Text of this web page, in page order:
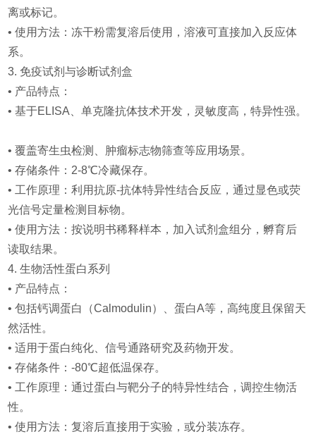
离或标记。
• 使用方法：冻干粉需复溶后使用，溶液可直接加入反应体
系。
3. 免疫试剂与诊断试剂盒
• 产品特点：
• 基于ELISA、单克隆抗体技术开发，灵敏度高，特异性强。
• 覆盖寄生虫检测、肿瘤标志物筛查等应用场景。
• 存储条件：2-8℃冷藏保存。
• 工作原理：利用抗原-抗体特异性结合反应，通过显色或荧
光信号定量检测目标物。
• 使用方法：按说明书稀释样本，加入试剂盒组分，孵育后
读取结果。
4. 生物活性蛋白系列
• 产品特点：
• 包括钙调蛋白（Calmodulin）、蛋白A等，高纯度且保留天
然活性。
• 适用于蛋白纯化、信号通路研究及药物开发。
• 存储条件：-80℃超低温保存。
• 工作原理：通过蛋白与靶分子的特异性结合，调控生物活
性。
• 使用方法：复溶后直接用于实验，或分装冻存。